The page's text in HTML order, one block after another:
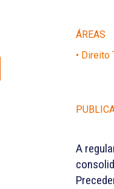
ÁREAS
• Direito
A